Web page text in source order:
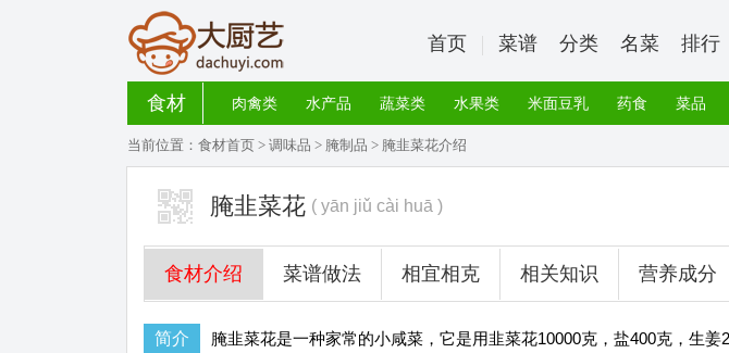
首页 菜谱 分类 名菜 排行
食材 肉禽类 水产品 蔬菜类 水果类 米面豆乳 药食 菜品
当前位置： 食材首页 > 调味品 > 腌制品 > 腌韭菜花介绍
腌韭菜花 ( yān jiǔ cài huā )
食材介绍 菜谱做法 相宜相克 相关知识 营养成分
简介
腌韭菜花是一种家常的小咸菜，它是用韭菜花10000克，盐400克，生姜